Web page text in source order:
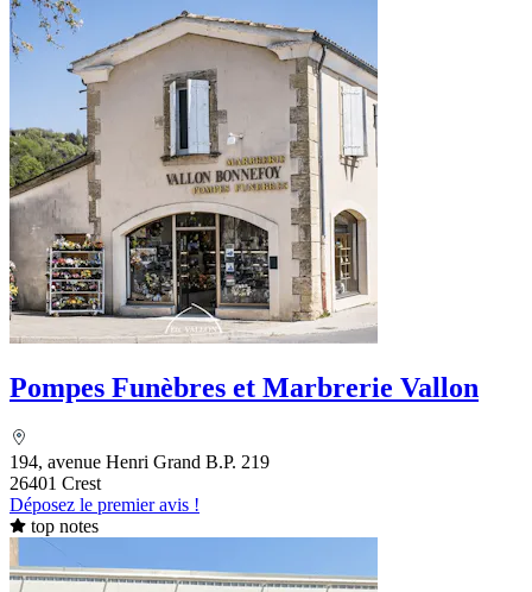
Pompes Funèbres et Marbrerie Vallon
194, avenue Henri Grand B.P. 219
26401 Crest
Déposez le premier avis !
top notes